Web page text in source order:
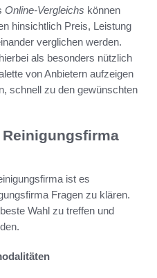
Online-Vergleichs können
hinsichtlich Preis, Leistung
verglichen werden.
als besonders nützlich
von Anbietern aufzeigen
schnell zu den gewünschten
Reinigungsfirma
ist es
Fragen zu klären.
Wahl zu treffen und